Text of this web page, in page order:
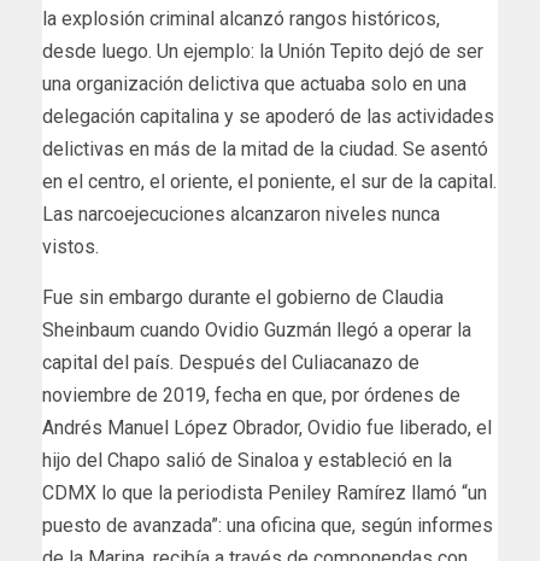
la explosión criminal alcanzó rangos históricos,
desde luego. Un ejemplo: la Unión Tepito dejó de ser
una organización delictiva que actuaba solo en una
delegación capitalina y se apoderó de las actividades
delictivas en más de la mitad de la ciudad. Se asentó
en el centro, el oriente, el poniente, el sur de la capital.
Las narcoejecuciones alcanzaron niveles nunca
vistos.
Fue sin embargo durante el gobierno de Claudia
Sheinbaum cuando Ovidio Guzmán llegó a operar la
capital del país. Después del Culiacanazo de
noviembre de 2019, fecha en que, por órdenes de
Andrés Manuel López Obrador, Ovidio fue liberado, el
hijo del Chapo salió de Sinaloa y estableció en la
CDMX lo que la periodista Peniley Ramírez llamó “un
puesto de avanzada”: una oficina que, según informes